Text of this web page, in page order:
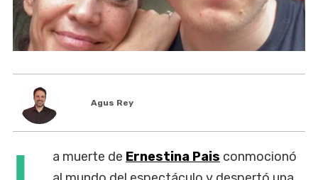
Agus Rey
a muerte de Ernestina Pais conmocionó